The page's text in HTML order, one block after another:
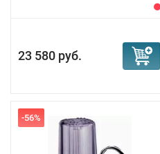
23 580 руб.
-56%